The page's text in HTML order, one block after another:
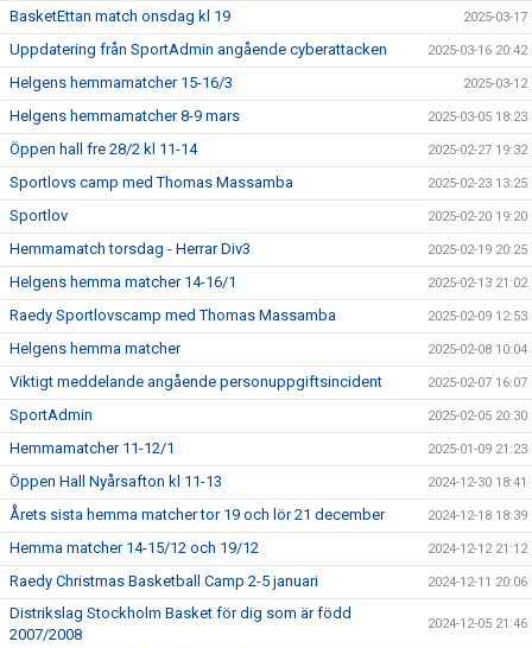
BasketEttan match onsdag kl 19 2025-03-17
Uppdatering från SportAdmin angående cyberattacken 2025-03-16 20:42
Helgens hemmamatcher 15-16/3 2025-03-12
Helgens hemmamatcher 8-9 mars 2025-03-05 18:23
Öppen hall fre 28/2 kl 11-14 2025-02-27 19:32
Sportlovs camp med Thomas Massamba 2025-02-23 13:25
Sportlov 2025-02-20 19:20
Hemmamatch torsdag - Herrar Div3 2025-02-19 20:25
Helgens hemma matcher 14-16/1 2025-02-13 21:02
Raedy Sportlovscamp med Thomas Massamba 2025-02-09 12:53
Helgens hemma matcher 2025-02-08 10:04
Viktigt meddelande angående personuppgiftsincident 2025-02-07 16:07
SportAdmin 2025-02-05 20:30
Hemmamatcher 11-12/1 2025-01-09 21:23
Öppen Hall Nyårsafton kl 11-13 2024-12-30 18:41
Årets sista hemma matcher tor 19 och lör 21 december 2024-12-18 18:39
Hemma matcher 14-15/12 och 19/12 2024-12-12 21:12
Raedy Christmas Basketball Camp 2-5 januari 2024-12-11 20:06
Distrikslag Stockholm Basket för dig som är född
2007/2008
2024-12-05 21:46